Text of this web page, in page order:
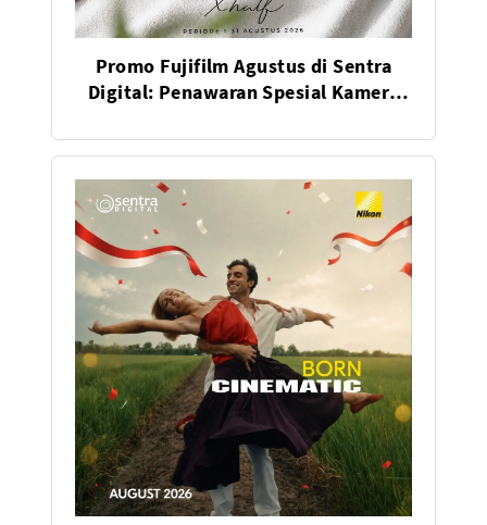
Promo Fujifilm Agustus di Sentra
Digital: Penawaran Spesial Kamera